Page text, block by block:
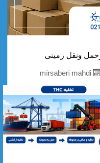
ونقل زمینی